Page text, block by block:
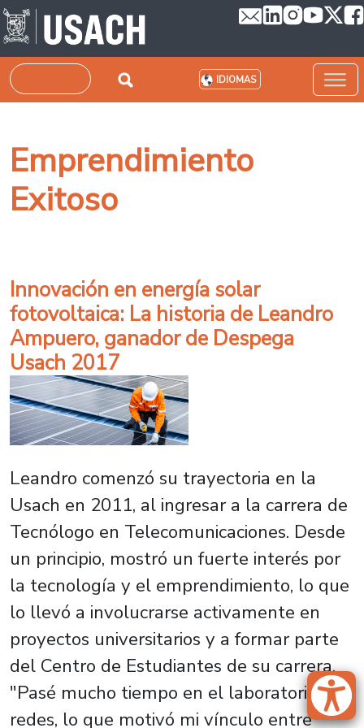
Pasar al contenido principal
Buscar IDIOMAS
Emprendimiento
Exitoso
Innovación en energía solar
fotovoltaica: La historia de Leandro
Ampuero, ganador de Despega
Usach 2017
Leandro comenzó su trayectoria en la
Usach en 2011, al ingresar a la carrera de
Tecnólogo en Telecomunicaciones. Desde
un principio, mostró un fuerte interés por
la tecnología y el emprendimiento, lo que
lo llevó a involucrarse activamente en
proyectos universitarios y a formar parte
del Centro de Estudiantes de su carrera.
"Pasé mucho tiempo en el laboratorio de
redes, lo que motivó mi vínculo entre